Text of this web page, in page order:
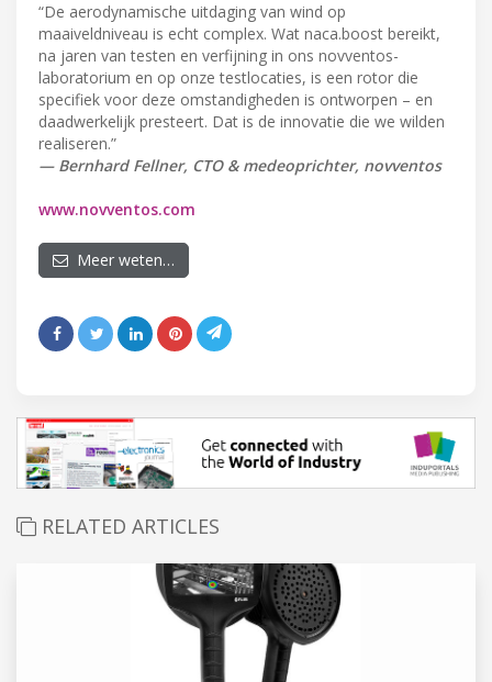
“De aerodynamische uitdaging van wind op
maaiveldniveau is echt complex. Wat naca.boost bereikt,
na jaren van testen en verfijning in ons novventos-
laboratorium en op onze testlocaties, is een rotor die
specifiek voor deze omstandigheden is ontworpen – en
daadwerkelijk presteert. Dat is de innovatie die we wilden
realiseren.”
— Bernhard Fellner, CTO & medeoprichter, novventos
www.novventos.com
Meer weten…
RELATED ARTICLES